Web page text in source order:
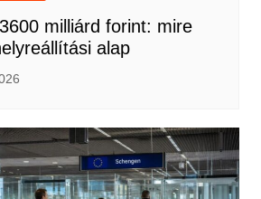
milliárd forint: mire
alap